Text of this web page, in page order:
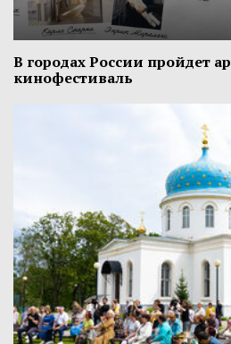
В городах России пройдет
кинофестиваль